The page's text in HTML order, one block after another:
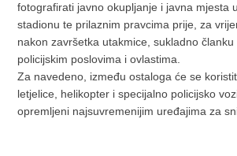
fotografirati javno okupljanje i javna mjesta
stadionu te prilaznim pravcima prije, za
nakon završetka utakmice, sukladno
policijskim poslovima i ovlastima.
Za navedeno, između ostaloga će se
letjelice, helikopter i specijalno policijsko
opremljeni najsuvremenijim uređajima za